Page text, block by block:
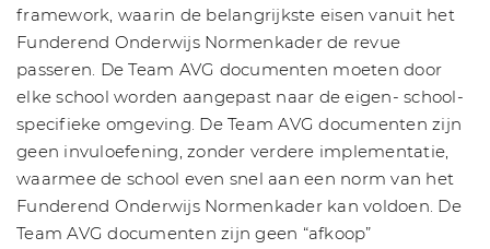
framework, waarin de belangrijkste eisen vanuit het
Funderend Onderwijs Normenkader de revue
passeren. De Team AVG documenten moeten door
elke school worden aangepast naar de eigen- school-
specifieke omgeving. De Team AVG documenten zijn
geen invuloefening, zonder verdere implementatie,
waarmee de school even snel aan een norm van het
Funderend Onderwijs Normenkader kan voldoen. De
Team AVG documenten zijn geen “afkoop”